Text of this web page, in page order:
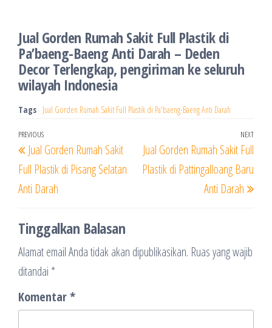
Jual Gorden Rumah Sakit Full Plastik di
Pa’baeng-Baeng Anti Darah – Deden
Decor Terlengkap, pengiriman ke seluruh
wilayah Indonesia
Tags Jual Gorden Rumah Sakit Full Plastik di Pa'baeng-Baeng Anti Darah
Navigasi
pos
Previous
Post
PREVIOUS
Jual Gorden Rumah Sakit
Full Plastik di Pisang Selatan
Anti Darah
Next
NEXT
Jual Gorden Rumah Sakit Full
Plastik di Pattingalloang Baru
Anti Darah
Tinggalkan Balasan
Alamat email Anda tidak akan dipublikasikan. Ruas yang wajib
ditandai *
Komentar*